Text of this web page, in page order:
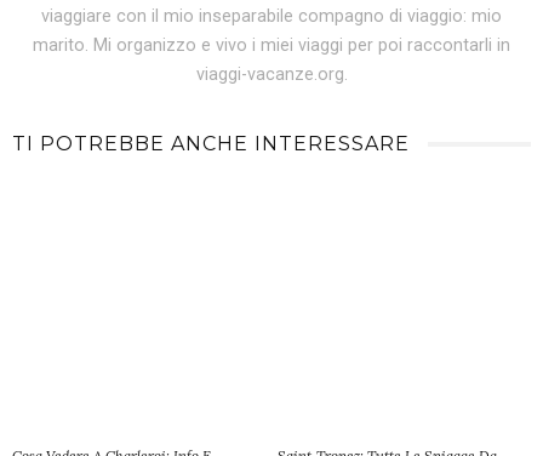
viaggiare con il mio inseparabile compagno di viaggio: mio
marito. Mi organizzo e vivo i miei viaggi per poi raccontarli in
viaggi-vacanze.org.
TI POTREBBE ANCHE INTERESSARE